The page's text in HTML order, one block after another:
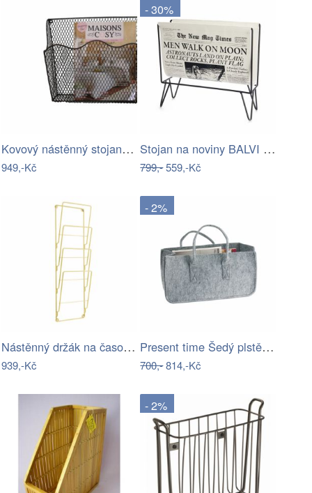
Kovový nástěnný stojan na časopisy…
949,-Kč
- 30%
Stojan na noviny BALVI Newspaper
799,-559,-Kč
Nástěnný držák na časopisy z…
939,-Kč
- 2%
Present time Šedý plstěný stojan na…
700,-814,-Kč
- 2%